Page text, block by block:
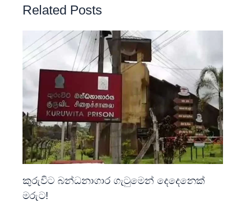
Related Posts
කුරුවිට බන්ධනාගාර ගැටුමෙන් දෙදෙනෙක්
මරුට!